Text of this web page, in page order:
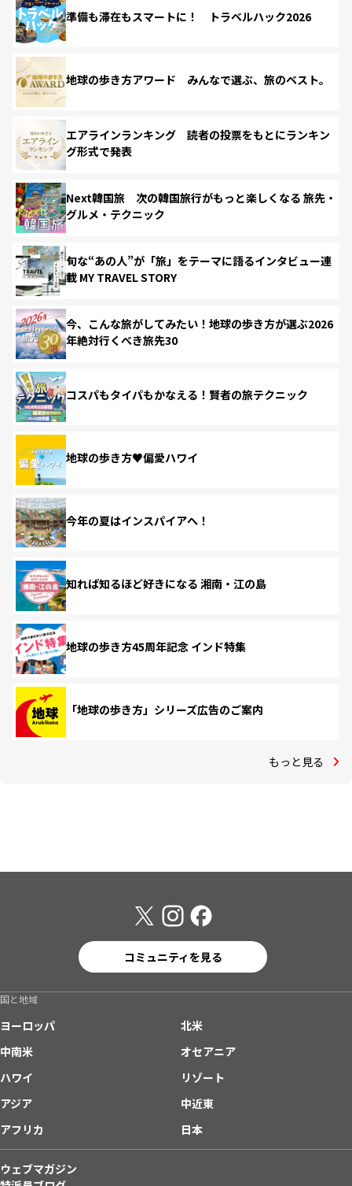
準備も滞在もスマートに！ トラベルハック2026
地球の歩き方アワード みんなで選ぶ、旅のベスト。
エアラインランキング 読者の投票をもとにランキン
グ形式で発表
Next韓国旅 次の韓国旅行がもっと楽しくなる 旅先・
グルメ・テクニック
旬な“あの人”が「旅」をテーマに語るインタビュー連
載 MY TRAVEL STORY
今、こんな旅がしてみたい！地球の歩き方が選ぶ2026
年絶対行くべき旅先30
コスパもタイパもかなえる！賢者の旅テクニック
地球の歩き方♥偏愛ハワイ
今年の夏はインスパイアへ！
知れば知るほど好きになる 湘南・江の島
地球の歩き方45周年記念 インド特集
「地球の歩き方」シリーズ広告のご案内
もっと見る
コミュニティを見る
国と地域
ヨーロッパ
北米
中南米
オセアニア
ハワイ
リゾート
アジア
中近東
アフリカ
日本
ウェブマガジン